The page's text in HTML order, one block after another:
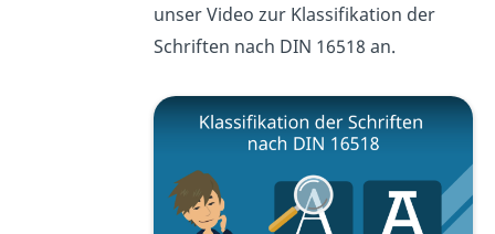
unser Video zur Klassifikation der
Schriften nach DIN 16518 an.